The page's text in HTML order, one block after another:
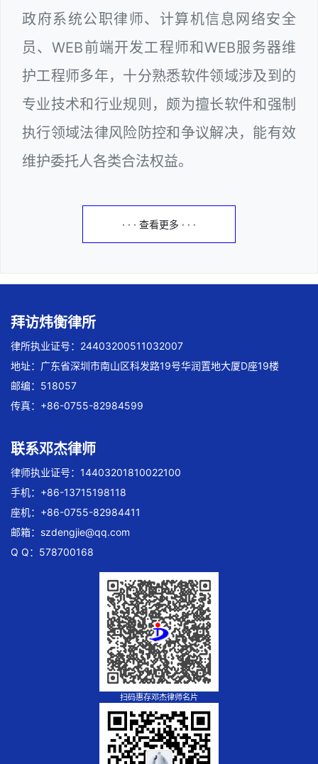
政府系统公职律师、计算机信息网络安全
员、WEB前端开发工程师和WEB服务器维
护工程师多年，十分熟悉软件领域涉及到的
专业技术和行业规则，颇为擅长软件和强制
执行领域法律风险防控和争议解决，能有效
维护委托人各类合法权益。
· · · 查看更多 · · ·
拜访炜衡律所
律所执业证号：24403200511032007
地址：广东省深圳市南山区科发路19号华润置地大厦D座19楼
邮编：518057
传真：+86-0755-82984599
联系邓杰律师
律师执业证号：14403201810022100
手机：+86-13715198118
座机：+86-0755-82984411
邮箱： szdengjie@qq.com
Q Q：578700168
扫码惠存邓杰律师名片